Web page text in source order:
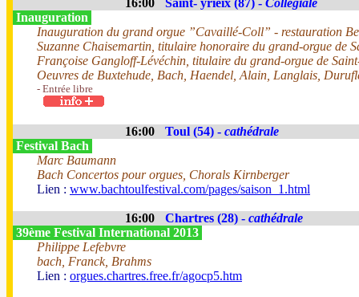
16:00 Saint- yrieix (87) - Collégiale
Inauguration
Inauguration du grand orgue ”Cavaillé-Coll” - restauration
Suzanne Chaisemartin, titulaire honoraire du grand-orgue de
Françoise Gangloff-Lévéchin, titulaire du grand-orgue de
Oeuvres de Buxtehude, Bach, Haendel, Alain, Langlais,
- Entrée libre
16:00 Toul (54) - cathédrale
Festival Bach
Marc Baumann
Bach Concertos pour orgues, Chorals Kirnberger
Lien : www.bachtoulfestival.com/pages/saison_1.html
16:00 Chartres (28) - cathédrale
39ème Festival International 2013
Philippe Lefebvre
bach, Franck, Brahms
Lien : orgues.chartres.free.fr/agocp5.htm